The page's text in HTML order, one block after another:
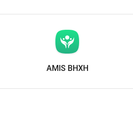
AMIS BHXH